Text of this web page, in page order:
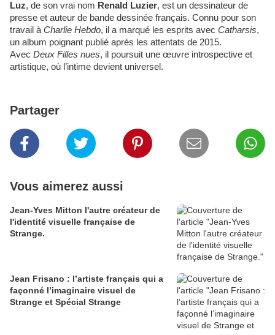
Luz, de son vrai nom Renald Luzier, est un dessinateur de
presse et auteur de bande dessinée français. Connu pour son
travail à Charlie Hebdo, il a marqué les esprits avec Catharsis,
un album poignant publié après les attentats de 2015.
Avec Deux Filles nues, il poursuit une œuvre introspective et
artistique, où l’intime devient universel.
Partager
Vous aimerez aussi
Jean-Yves Mitton l'autre créateur de
l'identité visuelle française de
Strange.
Jean Frisano : l’artiste français qui a
façonné l’imaginaire visuel de
Strange et Spécial Strange